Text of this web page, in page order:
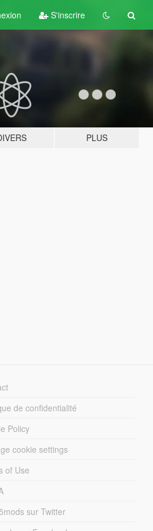
S'inscrire
PLUS
de confidentialité
Policy
cookie settings
of Use
sur Twitter